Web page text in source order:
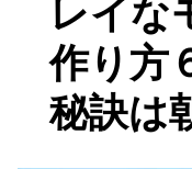
レイな
作り方
秘訣は